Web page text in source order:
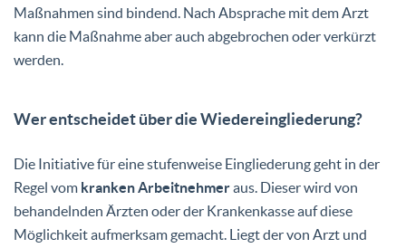
Maßnahmen sind bindend. Nach Absprache mit dem Arzt
kann die Maßnahme aber auch abgebrochen oder verkürzt
werden.
Wer entscheidet über die Wiedereingliederung?
Die Initiative für eine stufenweise Eingliederung geht in der
Regel vom kranken Arbeitnehmeraus. Dieser wird von
behandelnden Ärzten oder der Krankenkasse auf diese
Möglichkeit aufmerksam gemacht. Liegt der von Arzt und